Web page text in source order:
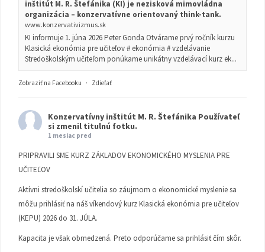
inštitút M. R. Štefánika (KI) je nezisková mimovládna
organizácia – konzervatívne orientovaný think-tank.
www.konzervativizmus.sk
KI informuje 1. júna 2026 Peter Gonda Otvárame prvý ročník kurzu
Klasická ekonómia pre učiteľov # ekonómia # vzdelávanie
Stredoškolským učiteľom ponúkame unikátny vzdelávací kurz ek...
Zobraziť na Facebooku · Zdieľať
Konzervatívny inštitút M. R. Štefánika Používateľ
si zmenil titulnú fotku.
1 mesiac pred
PRIPRAVILI SME KURZ ZÁKLADOV EKONOMICKÉHO MYSLENIA PRE
UČITEĽOV
Aktívni stredoškolskí učitelia so záujmom o ekonomické myslenie sa
môžu prihlásiť na náš víkendový kurz Klasická ekonómia pre učiteľov
(KEPU) 2026 do 31. JÚLA.
Kapacita je však obmedzená. Preto odporúčame sa prihlásiť čím skôr.